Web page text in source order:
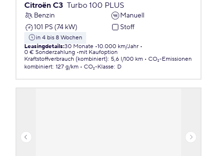
Citroën C3 Turbo 100 PLUS
Benzin
Manuell
101 PS (74 kW)
Stoff
in 4 bis 8 Wochen
Leasingdetails:30 Monate 10.000 km/Jahr
0 € Sonderzahlung
mit Kaufoption
Kraftstoffverbrauch (kombiniert): 5,6 l/100 km
CO₂-Emissionen
kombiniert: 127 g/km CO₂-Klasse: D